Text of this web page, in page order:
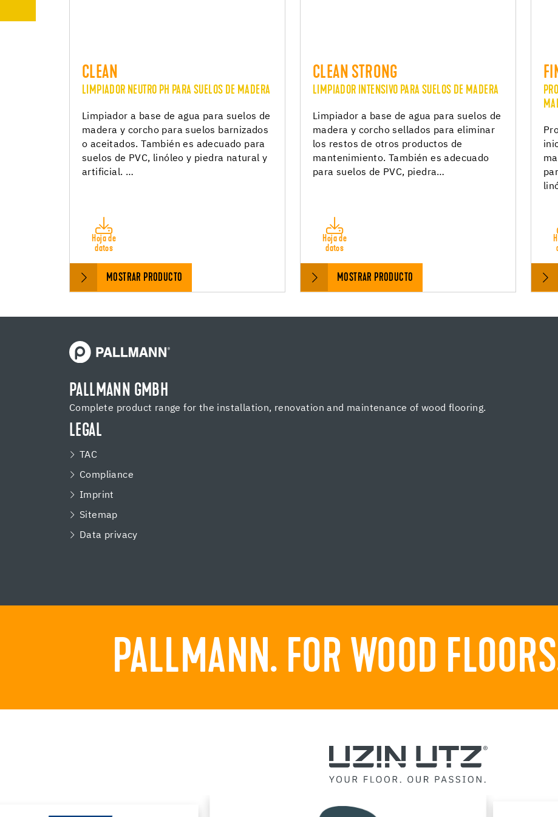
CLEAN
LIMPIADOR NEUTRO PH PARA SUELOS DE MADERA
Limpiador a base de agua para suelos de
madera y corcho para suelos barnizados
o aceitados. También es adecuado para
suelos de PVC, linóleo y piedra natural y
artificial. …
Hoja de
datos
MOSTRAR PRODUCTO
CLEAN STRONG
LIMPIADOR INTENSIVO PARA SUELOS DE MADERA
Limpiador a base de agua para suelos de
madera y corcho sellados para eliminar
los restos de otros productos de
mantenimiento. También es adecuado
para suelos de PVC, piedra…
Hoja de
datos
MOSTRAR PRODUCTO
PALLMANN GMBH
Complete product range for the installation, renovation and maintenance of wood flooring.
LEGAL
TAC
Compliance
Imprint
Sitemap
Data privacy
PALLMANN. FOR WOOD